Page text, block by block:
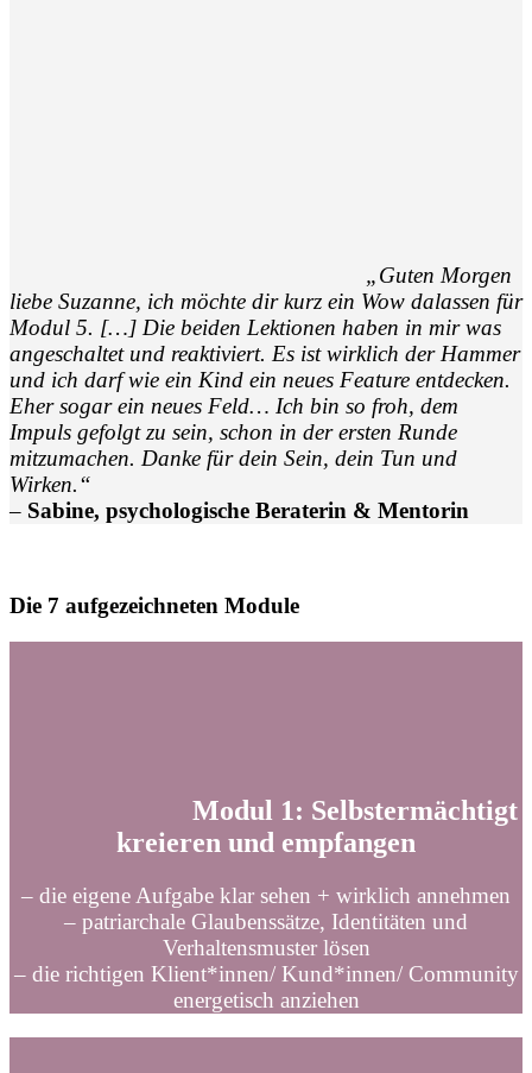
„Guten Morgen
liebe Suzanne, ich möchte dir kurz ein Wow dalassen für
Modul 5. […] Die beiden Lektionen haben in mir was
angeschaltet und reaktiviert. Es ist wirklich der Hammer
und ich darf wie ein Kind ein neues Feature entdecken.
Eher sogar ein neues Feld… Ich bin so froh, dem
Impuls gefolgt zu sein, schon in der ersten Runde
mitzumachen. Danke für dein Sein, dein Tun und
Wirken.“
– Sabine, psychologische Beraterin & Mentorin
Die 7 aufgezeichneten Module
Modul 1: Selbstermächtigt
kreieren und empfangen
– die eigene Aufgabe klar sehen + wirklich annehmen
– patriarchale Glaubenssätze, Identitäten und
Verhaltensmuster lösen
– die richtigen Klient*innen/ Kund*innen/ Community
energetisch anziehen